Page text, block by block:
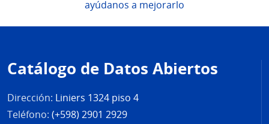
ayúdanos a mejorarlo
de
página
Catálogo de Datos Abiertos
Dirección: Liniers 1324 piso 4
Teléfono: (+598) 2901 2929